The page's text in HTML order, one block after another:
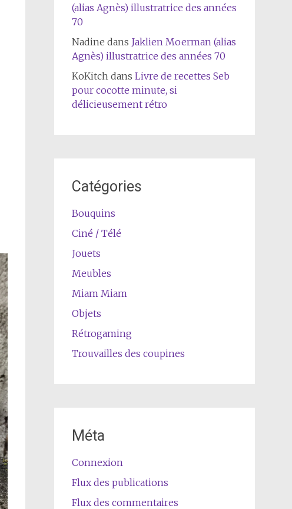
(alias Agnès) illustratrice des années
70
Nadine dans Jaklien Moerman (alias
Agnès) illustratrice des années 70
KoKitchdans Livre de recettes Seb
pour cocotte minute, si
délicieusement rétro
Catégories
Bouquins
Ciné / Télé
Jouets
Meubles
Miam Miam
Objets
Rétrogaming
Trouvailles des coupines
Méta
Connexion
Flux des publications
Flux des commentaires